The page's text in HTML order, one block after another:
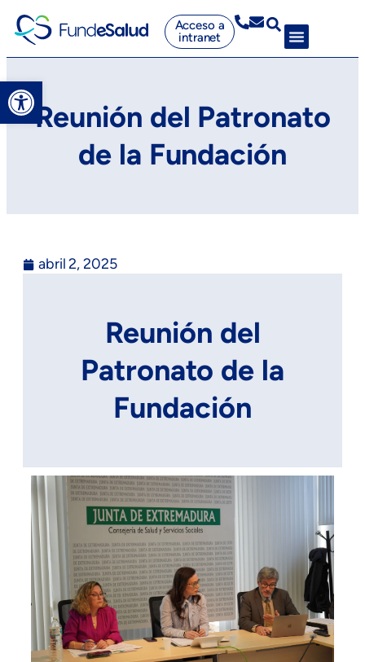
Abrir barra de herramientas
Acceso a
intranet
Reunión del Patronato
de la Fundación
abril 2, 2025
Reunión del
Patronato de la
Fundación